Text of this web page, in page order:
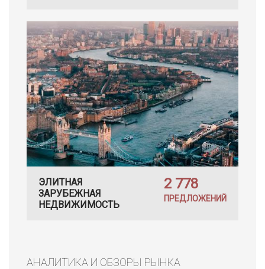
ЭЛИТНАЯ
ЗАРУБЕЖНАЯ
НЕДВИЖИМОСТЬ
2 778
ПРЕДЛОЖЕНИЙ
АНАЛИТИКА И ОБЗОРЫ РЫНКА